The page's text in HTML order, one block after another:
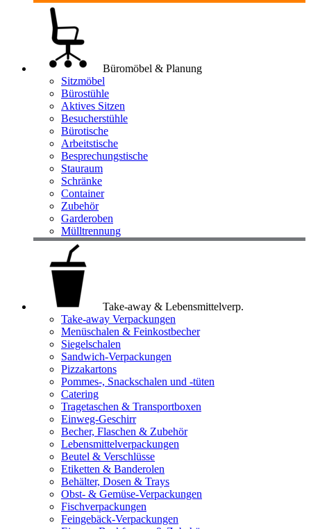
Büromöbel & Planung
Sitzmöbel
Bürostühle
Aktives Sitzen
Besucherstühle
Bürotische
Arbeitstische
Besprechungstische
Stauraum
Schränke
Container
Zubehör
Garderoben
Mülltrennung
Take-away & Lebensmittelverp.
Take-away Verpackungen
Menüschalen & Feinkostbecher
Siegelschalen
Sandwich-Verpackungen
Pizzakartons
Pommes-, Snackschalen und -tüten
Catering
Tragetaschen & Transportboxen
Einweg-Geschirr
Becher, Flaschen & Zubehör
Lebensmittelverpackungen
Beutel & Verschlüsse
Etiketten & Banderolen
Behälter, Dosen & Trays
Obst- & Gemüse-Verpackungen
Fischverpackungen
Feingebäck-Verpackungen